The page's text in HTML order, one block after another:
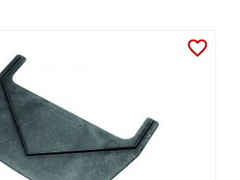
favorite_border